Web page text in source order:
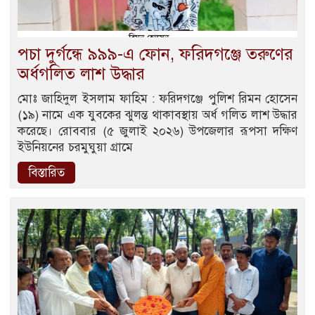
পচা দুর্গন্ধে ৯৯৯-এ ফোন, ফরিদগঞ্জে তরুণের
অর্ধগলিত লাশ উদ্ধার
মোঃ জাহিদুল ইসলাম ফাহিম : ফরিদগঞ্জে পুলিশ রিমন হোসেন
(১৯) নামে এক যুবকের ঝুলন্ত থাকাবস্থায় অর্ধ গলিত লাশ উদ্ধার
করেছে। রোববার (৫ জুলাই ২০২৬) উপজেলার রূপসা দক্ষিণ
ইউনিয়নের চরমুঘুয়া গ্রামে
বিস্তারিত